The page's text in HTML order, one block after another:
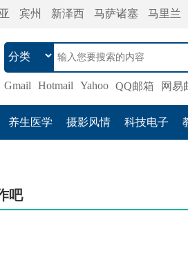
宾州 新泽西 马萨诸塞 马里兰
Gmail Hotmail Yahoo QQ邮箱 网易
养生医学 摄影风情 科技电子
吧